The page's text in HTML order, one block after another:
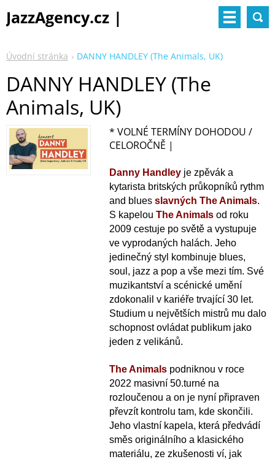
JazzAgency.cz |
Úvodní stránka DANNY HANDLEY (The Animals, UK)
DANNY HANDLEY (The
Animals, UK)
* VOLNÉ TERMÍNY DOHODOU /
CELOROČNĚ |
Danny Handley je zpěvák a
kytarista britských průkopníků rythm
and blues slavných The Animals.
S kapelouThe Animals od roku
2009 cestuje po světě a vystupuje
ve vyprodaných halách. Jeho
jedinečný styl kombinuje blues,
soul, jazz a pop a vše mezi tím. Své
muzikantství a scénické umění
zdokonalil v kariéře trvající 30 let.
Studium u největších mistrů mu dalo
schopnost ovládat publikum jako
jeden z velikánů.
The Animals podniknou v roce
2022 masivní 50.turné na
rozloučenou a on je nyní připraven
převzít kontrolu tam, kde skončili.
Jeho vlastní kapela, která předvádí
směs originálního a klasického
materiálu, ze zkušenosti ví, jak